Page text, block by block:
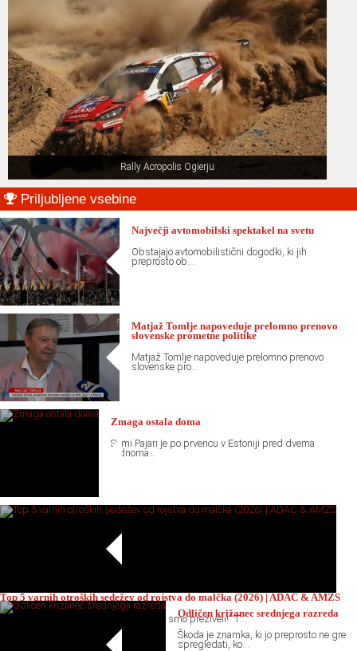
Rally Acropolis Ogierju
Primary
Sidebar
Priljubljene vsebine
Največji avtomobilski spektakel na svetu
Obstajajo avtomobilistični dogodki, ki jih
preprosto ob...
Matjaž Tomlje napoveduje prelomno prenovo
slovenske prometne politike
Matjaž Tomlje napoveduje prelomno prenovo
slovenske pro...
Zmaga ostala doma
Sami Pajari je po prvencu v Estoniji pred dvema
tednoma...
Top 5 varnih otroških sedežev od rojstva do malčka (2026) | ADAC & AMZS
“Ja, mi pa nismo imeli avtosedežev pa smo preživeli!” T...Odličen križanec srednjega razreda
Škoda je znamka, ki jo preprosto ne gre
spregledati, ko...